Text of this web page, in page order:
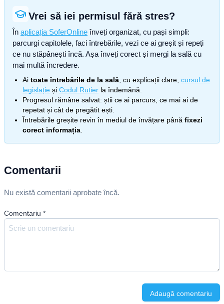
Vrei să iei permisul fără stres?
În aplicația SoferOnline înveți organizat, cu pași simpli:
parcurgi capitolele, faci întrebările, vezi ce ai greșit și repeți
ce nu stăpânești încă. Așa înveți corect și mergi la sală cu
mai multă încredere.
Ai toate întrebările de la sală , cu explicații clare, cursul de
legislație și Codul Rutier la îndemână.
Progresul rămâne salvat: știi ce ai parcurs, ce mai ai de
repetat și cât de pregătit ești.
Întrebările greșite revin în mediul de învățare până fixezi
corect informația
Comentarii
Nu există comentarii aprobate încă.
Comentariu *
Adaugă comentariu